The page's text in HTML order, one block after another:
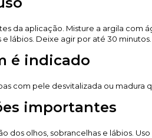
da aplicação. Misture a argila com
e lábios. Deixe agir por até 30
é indicado
com pele desvitalizada ou madura
importantes
dos olhos, sobrancelhas e lábios. Uso